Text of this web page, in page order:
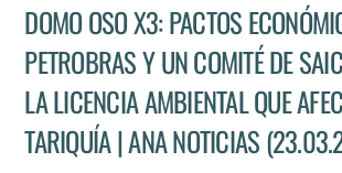
DOMO OSO X3: PACTOS
PETROBRAS Y UN COMITÉ DE
LA LICENCIA AMBIENTAL QUE
TARIQUÍA | ANA NOTICIAS